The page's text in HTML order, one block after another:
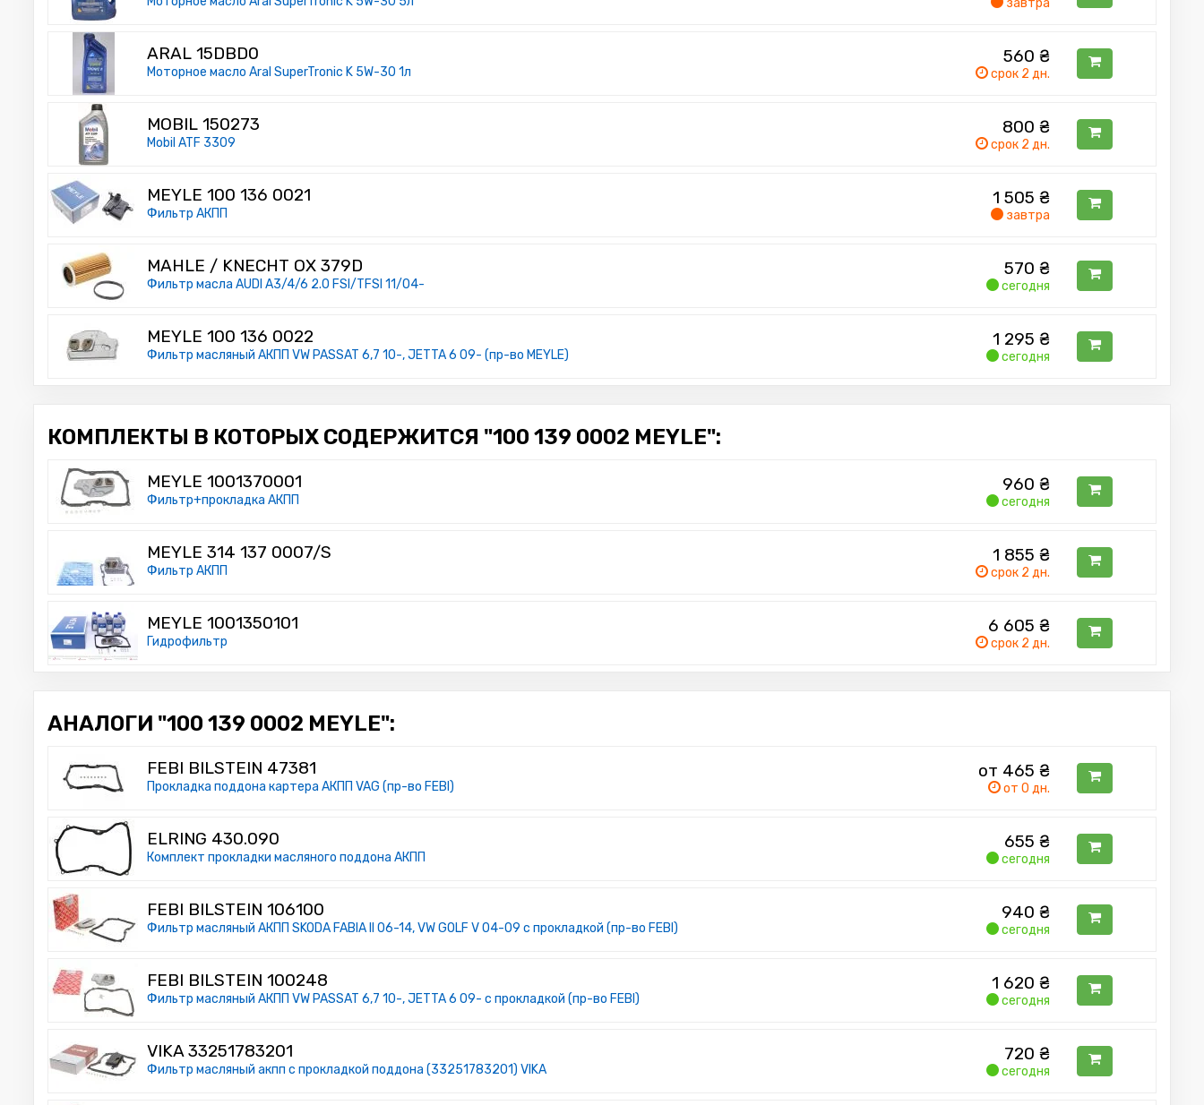
завтра
ARAL 15DBD0
Моторное масло Aral SuperTronic K 5W-30 1л
560 ₴
срок 2 дн.
MOBIL 150273
Mobil ATF 3309
800 ₴
срок 2 дн.
MEYLE 100 136 0021
Фильтр АКПП
1 505 ₴
завтра
MAHLE / KNECHT OX 379D
Фильтр масла AUDI A3/4/6 2.0 FSI/TFSI 11/04-
570 ₴
сегодня
MEYLE 100 136 0022
Фильтр масляный АКПП VW PASSAT 6,7 10-, JETTA 6 09- (пр-во MEYLE)
1 295 ₴
сегодня
КОМПЛЕКТЫ В КОТОРЫХ СОДЕРЖИТСЯ "100 139 0002 MEYLE":
MEYLE 1001370001
Фильтр+прокладка АКПП
960 ₴
сегодня
MEYLE 314 137 0007/S
Фильтр АКПП
1 855 ₴
срок 2 дн.
MEYLE 1001350101
Гидрофильтр
6 605 ₴
срок 2 дн.
АНАЛОГИ "100 139 0002 MEYLE":
FEBI BILSTEIN 47381
Прокладка поддона картера АКПП VAG (пр-во FEBI)
от 465 ₴
от 0 дн.
ELRING 430.090
Комплект прокладки масляного поддона АКПП
655 ₴
сегодня
FEBI BILSTEIN 106100
Фильтр масляный АКПП SKODA FABIA II 06-14, VW GOLF V 04-09 с прокладкой (пр-во FEBI)
940 ₴
сегодня
FEBI BILSTEIN 100248
Фильтр масляный АКПП VW PASSAT 6,7 10-, JETTA 6 09- с прокладкой (пр-во FEBI)
1 620 ₴
сегодня
VIKA 33251783201
Фильтр масляный акпп с прокладкой поддона (33251783201) VIKA
720 ₴
сегодня